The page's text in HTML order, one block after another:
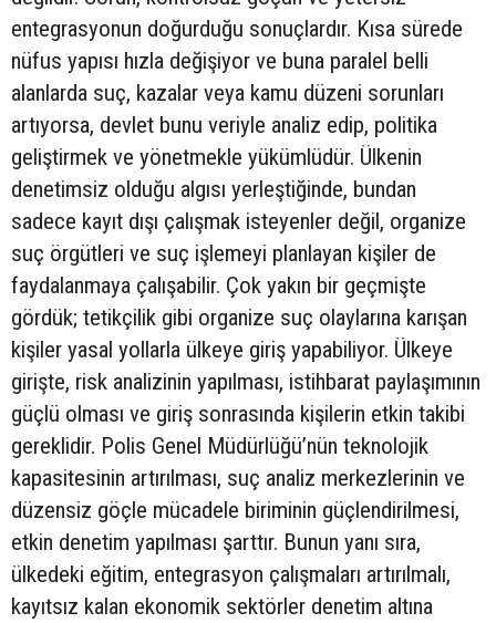
entegrasyonun doğurduğu sonuçlardır. Kısa sürede
nüfus yapısı hızla değişiyor ve buna paralel belli
alanlarda suç, kazalar veya kamu düzeni sorunları
artıyorsa, devlet bunu veriyle analiz edip, politika
geliştirmek ve yönetmekle yükümlüdür. Ülkenin
denetimsiz olduğu algısı yerleştiğinde, bundan
sadece kayıt dışı çalışmak isteyenler değil, organize
suç örgütleri ve suç işlemeyi planlayan kişiler de
faydalanmaya çalışabilir. Çok yakın bir geçmişte
gördük; tetikçilik gibi organize suç olaylarına karışan
kişiler yasal yollarla ülkeye giriş yapabiliyor. Ülkeye
girişte, risk analizinin yapılması, istihbarat paylaşımının
güçlü olması ve giriş sonrasında kişilerin etkin takibi
gereklidir. Polis Genel Müdürlüğü’nün teknolojik
kapasitesinin artırılması, suç analiz merkezlerinin ve
düzensiz göçle mücadele biriminin güçlendirilmesi,
etkin denetim yapılması şarttır. Bunun yanı sıra,
ülkedeki eğitim, entegrasyon çalışmaları artırılmalı,
kayıtsız kalan ekonomik sektörler denetim altına